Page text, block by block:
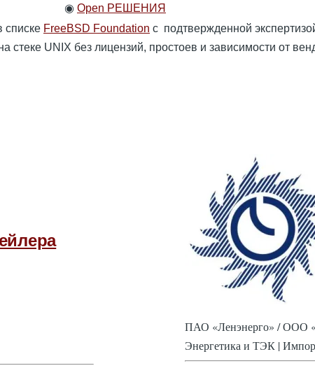
◉ Open РЕШЕНИЯ
списке FreeBSD Foundation с подтвержденной
UNIX без лицензий, простоев и зависимости от
ПАО «Ленэнерго» / ООО
Энергетика и ТЭК |